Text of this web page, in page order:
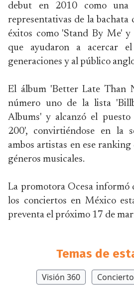
debut en 2010 como una
representativas de la bachata
éxitos como 'Stand By Me' y
que ayudaron a acercar
generaciones y al público
El álbum 'Better Late Than
número uno de la lista
Albums' y alcanzó el
200', convirtiéndose en la
ambos artistas en ese
géneros musicales.
La promotora Ocesa informó
los conciertos en México
preventa el próximo 17 de
Temas de
Visión 360 Concierto